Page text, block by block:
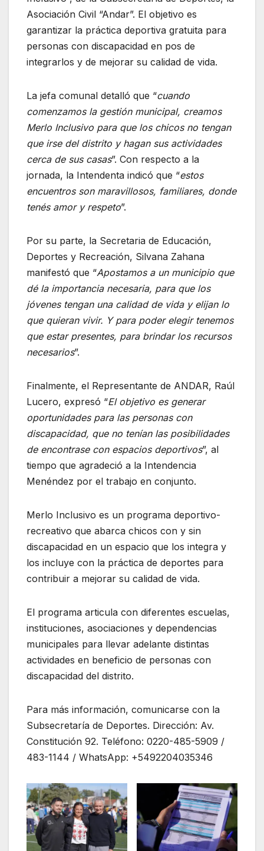
Asociación Civil “Andar”. El objetivo es
garantizar la práctica deportiva gratuita para
personas con discapacidad en pos de
integrarlos y de mejorar su calidad de vida.
La jefa comunal detalló que “cuando
comenzamos la gestión municipal, creamos
Merlo Inclusivo para que los chicos no tengan
que irse del distrito y hagan sus actividades
cerca de sus casas”. Con respecto a la
jornada, la Intendenta indicó que “estos
encuentros son maravillosos, familiares, donde
tenés amor y respeto”.
Por su parte, la Secretaria de Educación,
Deportes y Recreación, Silvana Zahana
manifestó que “Apostamos a un municipio que
dé la importancia necesaria, para que los
jóvenes tengan una calidad de vida y elijan lo
que quieran vivir. Y para poder elegir tenemos
que estar presentes, para brindar los recursos
necesarios”.
Finalmente, el Representante de ANDAR, Raúl
Lucero, expresó “El objetivo es generar
oportunidades para las personas con
discapacidad, que no tenían las posibilidades
de encontrase con espacios deportivos”, al
tiempo que agradeció a la Intendencia
Menéndez por el trabajo en conjunto.
Merlo Inclusivo es un programa deportivo-
recreativo que abarca chicos con y sin
discapacidad en un espacio que los integra y
los incluye con la práctica de deportes para
contribuir a mejorar su calidad de vida.
El programa articula con diferentes escuelas,
instituciones, asociaciones y dependencias
municipales para llevar adelante distintas
actividades en beneficio de personas con
discapacidad del distrito.
Para más información, comunicarse con la
Subsecretaría de Deportes. Dirección: Av.
Constitución 92. Teléfono: 0220-485-5909 /
483-1144 / WhatsApp: +5492204035346